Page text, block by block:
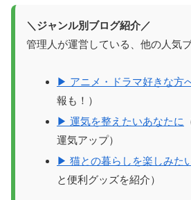
＼ジャンル別ブログ紹介／
管理人が運営している、他の人気
▶ アニメ・ドラマ好きな方
報も！）
▶ 運気を整えたいあなたに
運気アップ）
▶ 猫との暮らしを楽しみた
と便利グッズを紹介）